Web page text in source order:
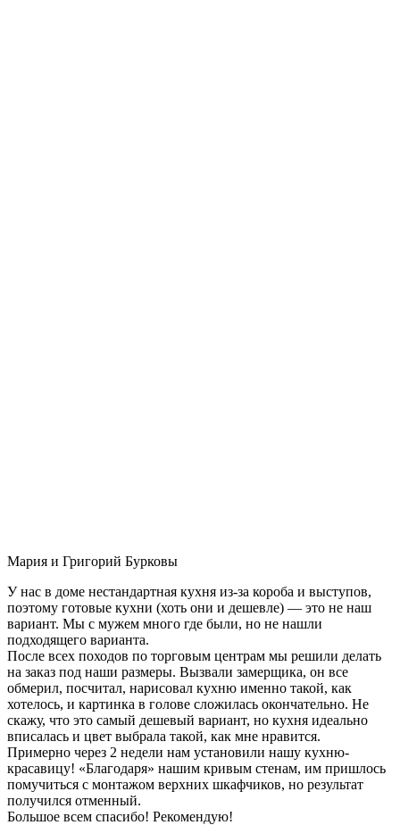
Мария и Григорий Бурковы
У нас в доме нестандартная кухня из-за короба и выступов,
поэтому готовые кухни (хоть они и дешевле) — это не наш
вариант. Мы с мужем много где были, но не нашли
подходящего варианта.
После всех походов по торговым центрам мы решили делать
на заказ под наши размеры. Вызвали замерщика, он все
обмерил, посчитал, нарисовал кухню именно такой, как
хотелось, и картинка в голове сложилась окончательно. Не
скажу, что это самый дешевый вариант, но кухня идеально
вписалась и цвет выбрала такой, как мне нравится.
Примерно через 2 недели нам установили нашу кухню-
красавицу! «Благодаря» нашим кривым стенам, им пришлось
помучиться с монтажом верхних шкафчиков, но результат
получился отменный.
Большое всем спасибо! Рекомендую!